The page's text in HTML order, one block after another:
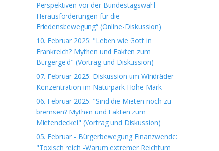
Perspektiven vor der Bundestagswahl -
Herausforderungen für die
Friedensbewegung“ (Online-Diskussion)
10. Februar 2025: "Leben wie Gott in
Frankreich? Mythen und Fakten zum
Bürgergeld" (Vortrag und Diskussion)
07. Februar 2025: Diskussion um Windräder-
Konzentration im Naturpark Hohe Mark
06. Februar 2025: "Sind die Mieten noch zu
bremsen? Mythen und Fakten zum
Mietendeckel" (Vortrag und Diskussion)
05. Februar - Bürgerbewegung Finanzwende:
"Toxisch reich -Warum extremer Reichtum